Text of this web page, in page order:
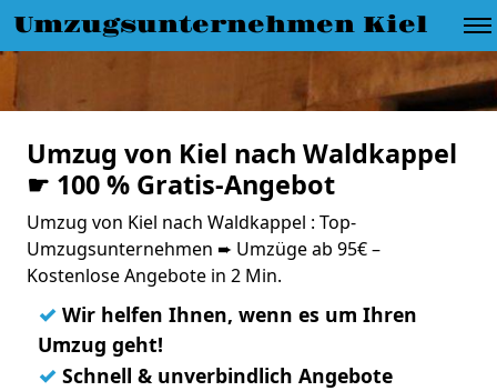
Umzugsunternehmen Kiel
Umzug von Kiel nach Waldkappel
☛ 100 % Gratis-Angebot
Umzug von Kiel nach Waldkappel : Top-
Umzugsunternehmen ➨ Umzüge ab 95€ –
Kostenlose Angebote in 2 Min.
✓ Wir helfen Ihnen, wenn es um Ihren
Umzug geht!
✓ Schnell & unverbindlich Angebote